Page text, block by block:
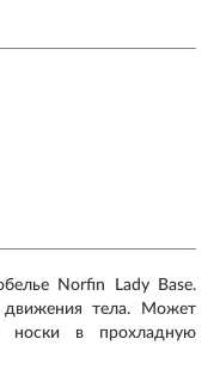
Norfin Lady Base.
движения тела. Может
носки в прохладную